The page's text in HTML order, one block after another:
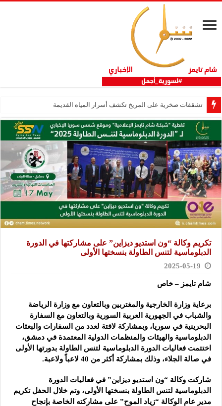
تشققات صخرية على المريخ تكشف أسرار المياه القديمة
تكريم وكالة “ون استديو ديزاين” على مشاركتها في الدورة
الدبلوماسية لتنس الطاولة بنسختها الأولى
2025-05-19
شام تايمز – خاص
برعاية وزارة الخارجية والمغتربين وبالتعاون مع وزارة الرياضة
والشباب في الجهورية العربية السورية وبالتعاون مع السفارة
البحرينية في سوريا، وبمشاركة لافتة لعدد من السفارات والبعثات
الدبلوماسية والهيئات والمنظمات الدولية المعتمدة في دمشق،
اختتمت فعاليات الدورة الدبلوماسية لتنس الطاولة بدورتها الأولى
في صالة الجلاء، وذلك بمشاركة أكثر من 40 لاعباً ولاعبة.
شاركت وكالة “ون استديو ديزاين” في فعاليات الدورة
الدبلوماسية لتنس الطاولة بنسختها الأولى، وتم خلال الحفل تكريم
مدير عام الوكالة “زياد الموح” على مشاركته الخاصة بإنجاح